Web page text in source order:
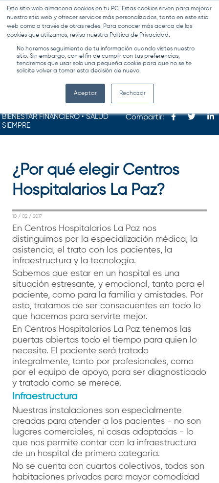
Este sitio web almacena cookies en tu PC. Estas cookies sirven para mejorar
nuestro sitio web y ofrecer servicios más personalizados, tanto en este sitio
web como a través de otras redes. Para conocer más acerca de las
cookies que utilizamos, revisa nuestra Política de Privacidad.
No haremos seguimiento de tu información cuando visites nuestro
sitio. Sin embargo, con el fin de cumplir con tus preferencias,
tendremos que usar solo una pequeña cookie para que no se te
solicite volver a tomar esta decisión de nuevo.
Aceptar Rechazar
MENÚ
BIENESTAR FINANCIERO • SALUD
SIEMPRE
Compartir:
¿Por qué elegir Centros
Hospitalarios La Paz?
10 / 02 / 2017
En Centros Hospitalarios La Paz nos
distinguimos por la especialización médica, la
asistencia, el trato con los pacientes, la
infraestructura y la tecnología.
Sabemos que estar en un hospital es una
situación estresante, y emocional, tanto para el
paciente, como para la familia y amistades. Por
esto, tratamos de ser consecuentes en todo lo
que hacemos para servirte mejor.
En Centros Hospitalarios La Paz tenemos las
puertas abiertas todo el tiempo para quien lo
necesite. El paciente será tratado
integralmente, tanto por profesionales, como
por el equipo de apoyo, para ser diagnosticado
y tratado como se merece.
Infraestructura
Nuestras instalaciones son especialmente
creadas para atender a los pacientes - no son
lugares comerciales, ni casas adaptadas - lo
que nos permite contar con la infraestructura
de un hospital de primera categoría.
No se cuenta con cuartos colectivos, todas son
habitaciones privadas para mayor comodidad